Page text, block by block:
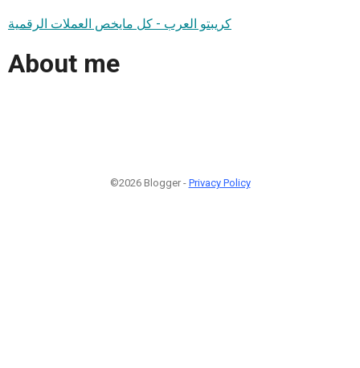
كريبتو العرب - كل مايخص العملات الرقمية
About me
©2026 Blogger - Privacy Policy